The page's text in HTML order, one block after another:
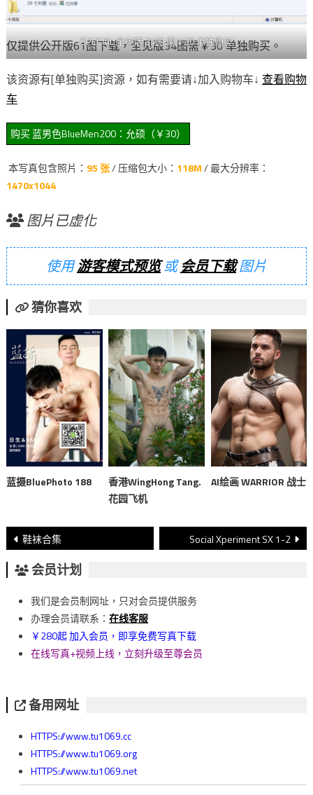
SPECIAL 全见版 34图 需￥30 单独购买
仅提供公开版61图下载，全见版34图需￥30 单独购买。
该资源有[单独购买]资源，如有需要请↓加入购物车↓ 查看购物
车
本写真包含照片： 95 张/ 压缩包大小： 118M/ 最大分辨率：
1470x1044
图片已虚化
使用游客模式预览或会员下载图片
猜你喜欢
蓝摄BluePhoto 188
香港WingHong Tang.
花园飞机
AI绘画 WARRIOR 战士
文
章
導
覽
鞋袜合集 Social Xperiment SX 1-2
会员计划
我们是会员制网址，只对会员提供服务
办理会员请联系： 在线客服
￥280起 加入会员，即享免费写真下载
在线写真+视频上线，立刻升级至尊会员
备用网址
HTTPS://www.tu1069.cc
HTTPS://www.tu1069.org
HTTPS://www.tu1069.net